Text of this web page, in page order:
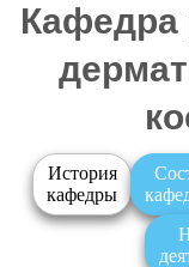
Кафедра
История
кафедры